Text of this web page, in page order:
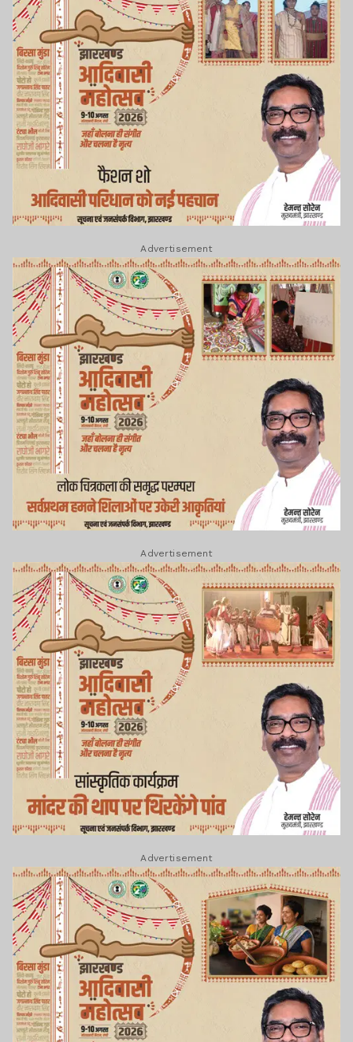
Advertisement
Advertisement
Advertisement